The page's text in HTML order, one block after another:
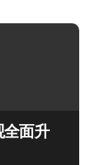
全面升